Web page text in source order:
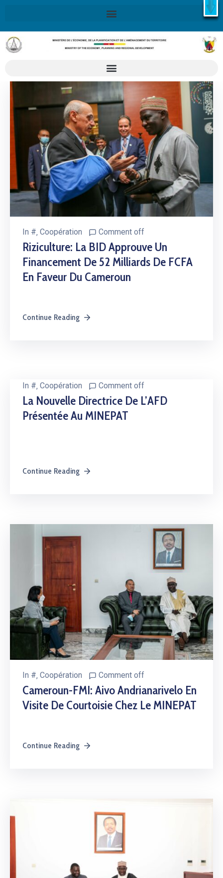
X
Retrouvez ici la Stratégie Nationale de Développement 2020-
2030SND30
En savoir plus
In #‚ Coopération Comment off
Riziculture: La BID Approuve Un
Financement De 52 Milliards De FCFA
En Faveur Du Cameroun
Continue Reading
In #‚ Coopération Comment off
La Nouvelle Directrice De L’AFD
Présentée Au MINEPAT
Continue Reading
In #‚ Coopération Comment off
Cameroun-FMI: Aivo Andrianarivelo En
Visite De Courtoisie Chez Le MINEPAT
Continue Reading